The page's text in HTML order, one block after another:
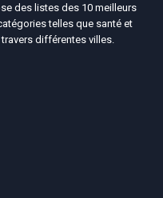
des listes des 10 meilleurs
telles que santé et
différentes villes.